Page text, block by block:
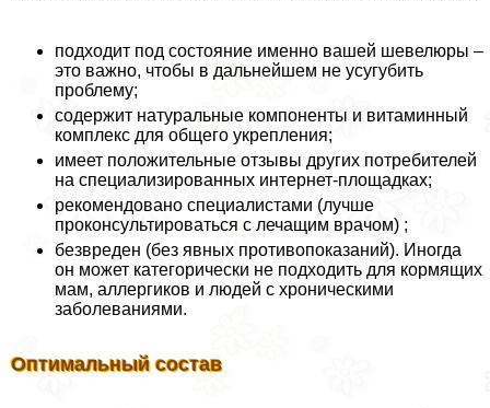
подходит под состояние именно вашей шевелюры –
это важно, чтобы в дальнейшем не усугубить
проблему;
содержит натуральные компоненты и витаминный
комплекс для общего укрепления;
имеет положительные отзывы других потребителей
на специализированных интернет-площадках;
рекомендовано специалистами (лучше
проконсультироваться с лечащим врачом) ;
безвреден (без явных противопоказаний). Иногда
он может категорически не подходить для кормящих
мам, аллергиков и людей с хроническими
заболеваниями.
Оптимальный состав